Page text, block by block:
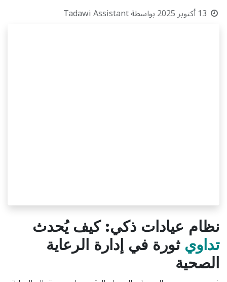
13 أكتوبر 2025 بواسطةTadawi Assistant
نظام عيادات ذكي: كيف يُحدث
تداوي ثورة في إدارة الرعاية
الصحية